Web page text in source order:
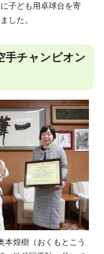
子ども用卓球台を寄
した。
手チャンピオン
本煌樹（おくもとこう